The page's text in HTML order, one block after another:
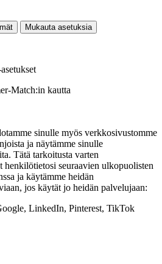
Mukauta asetuksia
Match:in kautta
sinulle myös verkkosivustomme
ja näytämme sinulle
Tätä tarkoitusta varten
henkilötietosi seuraavien ulkopuolisten
ja käytämme heidän
jos käytät jo heidän palvelujaan:
LinkedIn, Pinterest, TikTok